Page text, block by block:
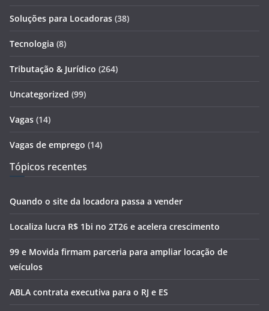
Soluções para Locadoras (38)
Tecnologia (8)
Tributação & Jurídico (264)
Uncategorized (99)
Vagas (14)
Vagas de emprego (14)
Tópicos recentes
Quando o site da locadora passa a vender
Localiza lucra R$ 1bi no 2T26 e acelera crescimento
99 e Movida firmam parceria para ampliar locação de
veículos
ABLA contrata executiva para o RJ e ES